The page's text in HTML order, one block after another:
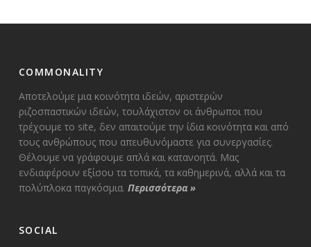
COMMONALITY
Αποτελούμε μια κοινότητα ιδεών, αριστερών
ριζοσπαστικών ιδεών, τουλάχιστον οι άνθρωποι που
τρέχουμε το site, δεν απαιτούμε την ίδια κοινότητα και από
τους ανθρώπους που απευθυνόμαστε για συνεργασίες.
Θέλουμε να γράφουμε απλά και κατανοητά. Μας
ενδιαφέρουν εξίσου τα τοπικά, τα καθημερινά, αλλά και τα
πολύπλοκα παγκόσμια. Περισσότερα»
SOCIAL